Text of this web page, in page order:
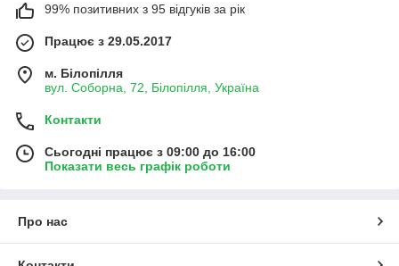
99% позитивних з 95 відгуків за рік
Працює з 29.05.2017
м. Білопілля
вул. Соборна, 72, Білопілля, Україна
Контакти
Сьогодні працює з 09:00 до 16:00
Показати весь графік роботи
Про нас